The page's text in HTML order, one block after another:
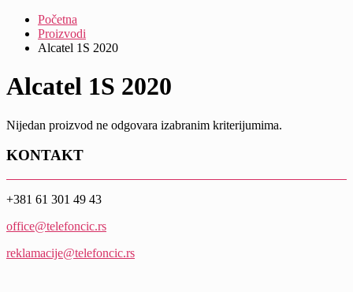
Početna
Proizvodi
Alcatel 1S 2020
Alcatel 1S 2020
Nijedan proizvod ne odgovara izabranim kriterijumima.
KONTAKT
+381 61 301 49 43
office@telefoncic.rs
reklamacije@telefoncic.rs